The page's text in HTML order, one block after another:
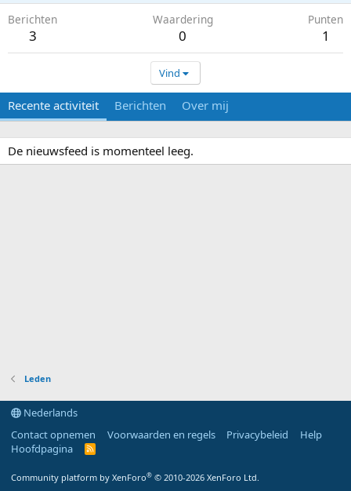
Berichten
3
Waardering
0
Punten
1
Vind
Recente activiteit Berichten Over mij
De nieuwsfeed is momenteel leeg.
Leden
Nederlands
Contact opnemen
Voorwaarden en regels Privacybeleid
Help
Hoofdpagina
R
Community platform by XenForo® © 2010-2026 XenForo Ltd.